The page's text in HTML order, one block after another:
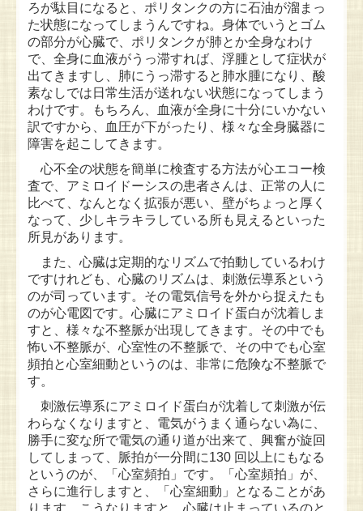
ろが駄目になると、ポリタンクの方に石油が溜まっ
た状態になってしまうんですね。身体でいうとゴム
の部分が心臓で、ポリタンクが肺とか全身なわけ
で、全身に血液がうっ滞すれば、浮腫として症状が
出てきますし、肺にうっ滞すると肺水腫になり、酸
素なしでは日常生活が送れない状態になってしまう
わけです。もちろん、血液が全身に十分にいかない
訳ですから、血圧が下がったり、様々な全身臓器に
障害を起こしてきます。
心不全の状態を簡単に検査する方法が心エコー検
査で、アミロイドーシスの患者さんは、正常の人に
比べて、なんとなく拡張が悪い、壁がちょっと厚く
なって、少しキラキラしている所も見えるといった
所見があります。
また、心臓は定期的なリズムで拍動しているわけ
ですけれども、心臓のリズムは、刺激伝導系という
のが司っています。その電気信号を外から捉えたも
のが心電図です。心臓にアミロイド蛋白が沈着しま
すと、様々な不整脈が出現してきます。その中でも
怖い不整脈が、心室性の不整脈で、その中でも心室
頻拍と心室細動というのは、非常に危険な不整脈で
す。
刺激伝導系にアミロイド蛋白が沈着して刺激が伝
わらなくなりますと、電気がうまく通らない為に、
勝手に変な所で電気の通り道が出来て、興奮が旋回
してしまって、脈拍が一分間に130 回以上にもなる
というのが、「心室頻拍」です。「心室頻拍」が、
さらに進行しますと、「心室細動」となることがあ
ります。こうなりますと、心臓は止まっているのと